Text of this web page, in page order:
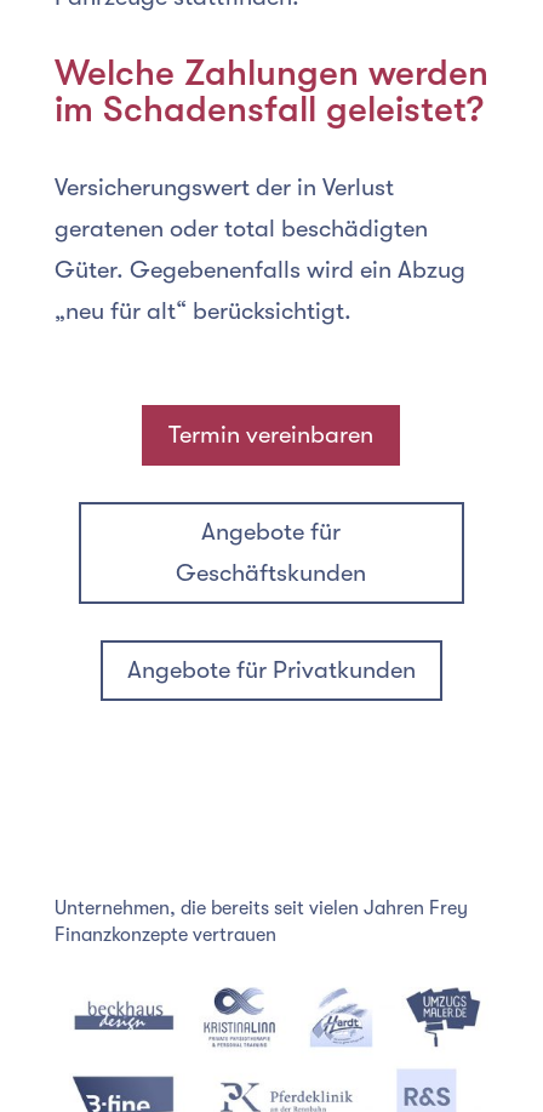
Welche Zahlungen werden
im Schadensfall geleistet?
Versicherungswert der in Verlust
geratenen oder total beschädigten
Güter. Gegebenenfalls wird ein Abzug
„neu für alt“ berücksichtigt.
Termin vereinbaren
Angebote für
Geschäftskunden
Angebote für Privatkunden
Unternehmen, die bereits seit vielen Jahren Frey
Finanzkonzepte vertrauen